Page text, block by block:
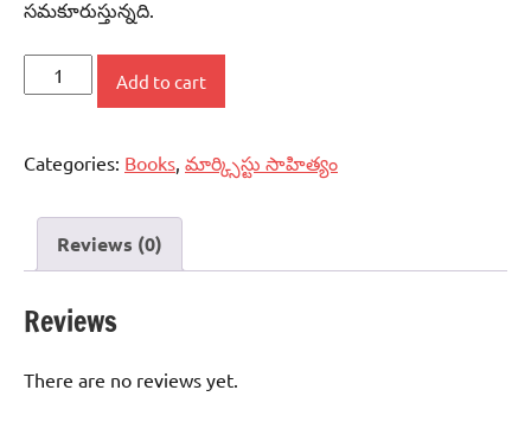
సమకూరుస్తున్నది.
మార్క్సిజం
మూడు
quantity
Add to cart
Categories: Books, మార్క్సిస్టు సాహిత్యం
Reviews (0)
Reviews
There are no reviews yet.